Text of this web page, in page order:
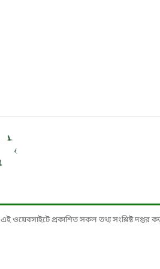
এই ওয়েবসাইটে প্রকাশিত সকল তথ্য সংশ্লিষ্ট দপ্তর